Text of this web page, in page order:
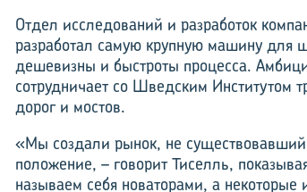
Отдел исследований и разработок
разработал самую крупную машину
дешевизны и быстроты процесса.
сотрудничает со Шведским Институтом
дорог и мостов.
«Мы создали рынок, не
положение, – говорит Тиселль,
называем себя новаторами, а